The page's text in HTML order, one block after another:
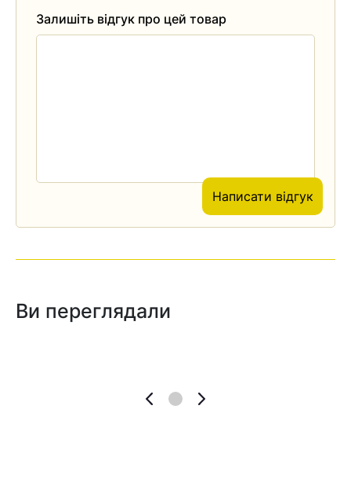
Залишіть відгук про цей товар
Написати відгук
Ви переглядали